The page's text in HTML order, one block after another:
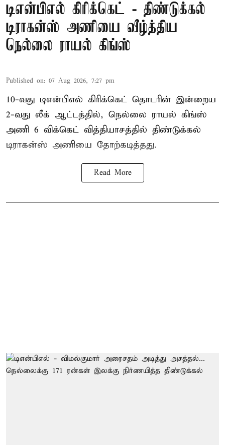
டிஎன்பிஎல் கிரிக்கெட் - திண்டுக்கல்
டிராகன்ஸ் அணியை வீழ்த்திய
நெல்லை ராயல் கிங்ஸ்
Published on: 07 Aug 2026, 7:27 pm
10-வது டிஎன்பிஎல் கிரிக்கெட் தொடரின் இன்றைய
2-வது லீக் ஆட்டத்தில், நெல்லை ராயல் கிங்ஸ்
அணி 6 விக்கெட் வித்தியாசத்தில் திண்டுக்கல்
டிராகன்ஸ் அணியை தோற்கடித்தது.
Read More